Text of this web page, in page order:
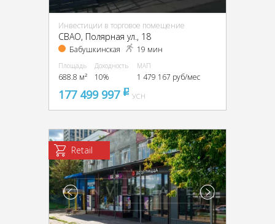
Инвестиции в торговое помещение
CВАО, Полярная ул., 18
Бабушкинская 19 мин
Площадь
688.8 м²
Доходность
10%
МАП
1 479 167 руб/мес
177 499 997 pуб
УСН
Retail